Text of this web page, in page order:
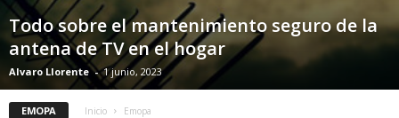
Todo sobre el mantenimiento seguro de la
antena de TV en el hogar
Alvaro Llorente - 1 junio, 2023
EMOPA Inicio Emopa